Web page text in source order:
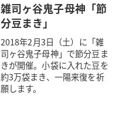
雑司ヶ谷鬼子母神「節
分豆まき」
2018年2月3日（土）に「雑
司ヶ谷鬼子母神」で節分豆ま
きが開催。小袋に入れた豆を
約3万袋まき、一陽来復を祈
願します。